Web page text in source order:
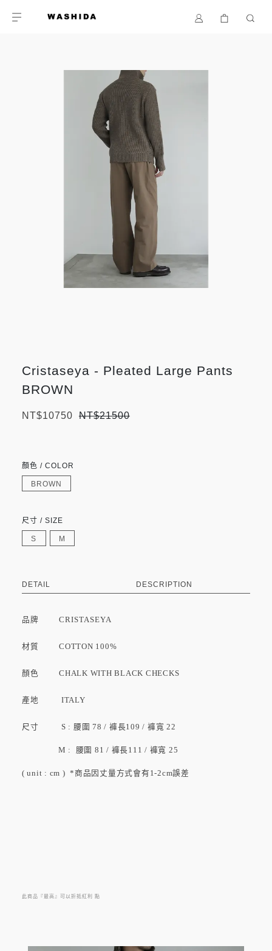
Cristaseya - Pleated Large Pants
BROWN
NT$10750 NT$21500
顏色 / COLOR
BROWN
尺寸 / SIZE
S M
DETAIL DESCRIPTION
品牌CRISTASEYA
材質 COTTON 100%
顏色 CHALK WITH BLACK CHECKS
產地 ITALY
尺寸 S : 腰圍 78 / 褲長109 / 褲寬 22
M : 腰圍 81 / 褲長111 / 褲寬 25
( unit : cm ) *商品因丈量方式會有1-2cm誤差
此商品『最高』可以折抵紅利 點